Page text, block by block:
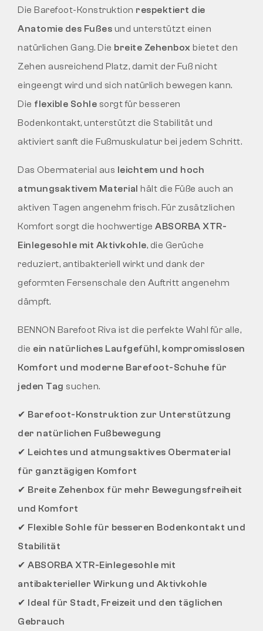
Die Barefoot-Konstruktion respektiert die
Anatomie des Fußes und unterstützt einen
natürlichen Gang. Die breite Zehenbox bietet den
Zehen ausreichend Platz, damit der Fuß nicht
eingeengt wird und sich natürlich bewegen kann.
Die flexible Sohle sorgt für besseren
Bodenkontakt, unterstützt die Stabilität und
aktiviert sanft die Fußmuskulatur bei jedem Schritt.
Das Obermaterial aus leichtem und hoch
atmungsaktivem Material hält die Füße auch an
aktiven Tagen angenehm frisch. Für zusätzlichen
Komfort sorgt die hochwertige ABSORBA XTR-
Einlegesohle mit Aktivkohle, die Gerüche
reduziert, antibakteriell wirkt und dank der
geformten Fersenschale den Auftritt angenehm
dämpft.
BENNON Barefoot Riva ist die perfekte Wahl für alle,
die ein natürliches Laufgefühl, kompromisslosen
Komfort und moderne Barefoot-Schuhe für
jeden Tag suchen.
✔ Barefoot-Konstruktion zur Unterstützung
der natürlichen Fußbewegung
✔ Leichtes und atmungsaktives Obermaterial
für ganztägigen Komfort
✔ Breite Zehenbox für mehr Bewegungsfreiheit
und Komfort
✔ Flexible Sohle für besseren Bodenkontakt und
Stabilität
✔ ABSORBA XTR-Einlegesohle mit
antibakterieller Wirkung und Aktivkohle
✔ Ideal für Stadt, Freizeit und den täglichen
Gebrauch